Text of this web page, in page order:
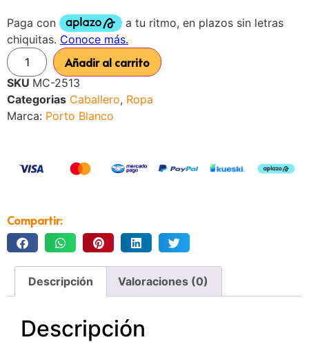
Añadir al carrito
SKU MC-2513
Categorias Caballero, Ropa
Marca: Porto Blanco
Compartir:
Descripción Valoraciones (0)
Descripción